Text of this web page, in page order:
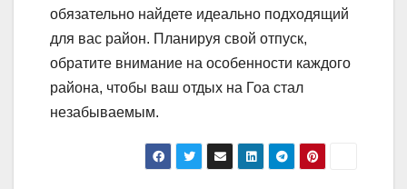
обязательно найдете идеально подходящий
для вас район. Планируя свой отпуск,
обратите внимание на особенности каждого
района, чтобы ваш отдых на Гоа стал
незабываемым.